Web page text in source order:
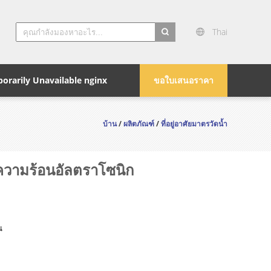
Thai
ขอใบเสนอราคา
Unavailable nginx
บ้าน/ผลิตภัณฑ์/ที่อยู่อาศัยมาตรวัดน้ำ
วามร้อนอัลตราโซนิก